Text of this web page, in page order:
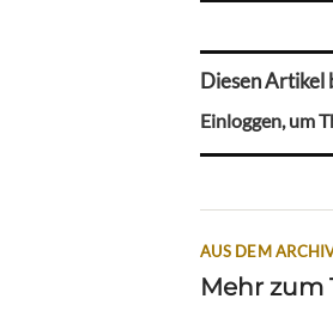
Diesen Artikel
Einloggen, um
AUS DEM
Mehr zum